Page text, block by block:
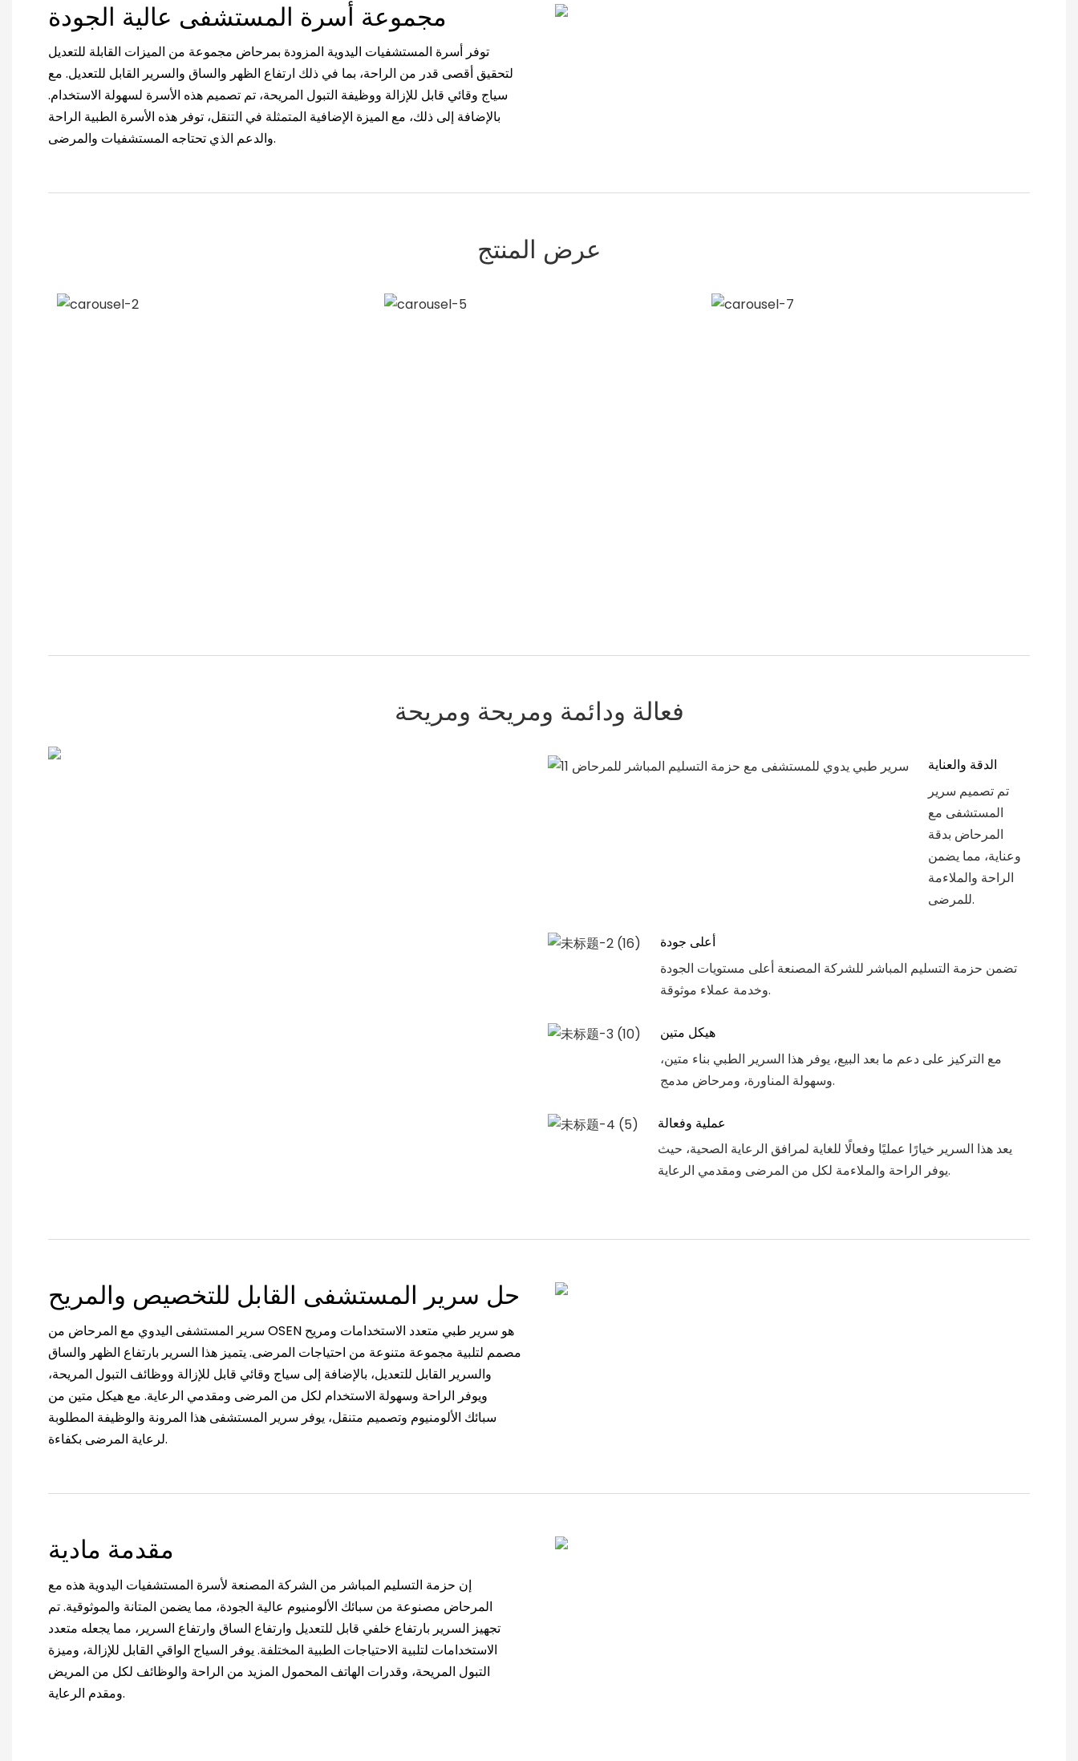
توفر أسرة المستشفيات اليدوية المزودة بمرحاض مجموعة من الميزات القابلة للتعديل
لتحقيق أقصى قدر من الراحة، بما في ذلك ارتفاع الظهر والساق والسرير القابل للتعديل. مع
سياج وقائي قابل للإزالة ووظيفة التبول المريحة، تم تصميم هذه الأسرة لسهولة الاستخدام.
بالإضافة إلى ذلك، مع الميزة الإضافية المتمثلة في التنقل، توفر هذه الأسرة الطبية الراحة
والدعم الذي تحتاجه المستشفيات والمرضى.
عرض المنتج
فعالة ودائمة ومريحة ومريحة
الدقة والعناية
تم تصميم سرير
المستشفى مع
المرحاض بدقة
وعناية، مما يضمن
الراحة والملاءمة
للمرضى.
أعلى جودة
تضمن حزمة التسليم المباشر للشركة المصنعة أعلى مستويات الجودة
وخدمة عملاء موثوقة.
هيكل متين
مع التركيز على دعم ما بعد البيع، يوفر هذا السرير الطبي بناء متين،
وسهولة المناورة، ومرحاض مدمج.
عملية وفعالة
يعد هذا السرير خيارًا عمليًا وفعالًا للغاية لمرافق الرعاية الصحية، حيث
يوفر الراحة والملاءمة لكل من المرضى ومقدمي الرعاية.
حل سرير المستشفى القابل للتخصيص والمريح
سرير المستشفى اليدوي مع المرحاض من OSEN هو سرير طبي متعدد الاستخدامات ومريح
مصمم لتلبية مجموعة متنوعة من احتياجات المرضى. يتميز هذا السرير بارتفاع الظهر والساق
والسرير القابل للتعديل، بالإضافة إلى سياج وقائي قابل للإزالة ووظائف التبول المريحة،
ويوفر الراحة وسهولة الاستخدام لكل من المرضى ومقدمي الرعاية. مع هيكل متين من
سبائك الألومنيوم وتصميم متنقل، يوفر سرير المستشفى هذا المرونة والوظيفة المطلوبة
لرعاية المرضى بكفاءة.
مقدمة مادية
إن حزمة التسليم المباشر من الشركة المصنعة لأسرة المستشفيات اليدوية هذه مع
المرحاض مصنوعة من سبائك الألومنيوم عالية الجودة، مما يضمن المتانة والموثوقية. تم
تجهيز السرير بارتفاع خلفي قابل للتعديل وارتفاع الساق وارتفاع السرير، مما يجعله متعدد
الاستخدامات لتلبية الاحتياجات الطبية المختلفة. يوفر السياج الواقي القابل للإزالة، وميزة
التبول المريحة، وقدرات الهاتف المحمول المزيد من الراحة والوظائف لكل من المريض
ومقدم الرعاية.